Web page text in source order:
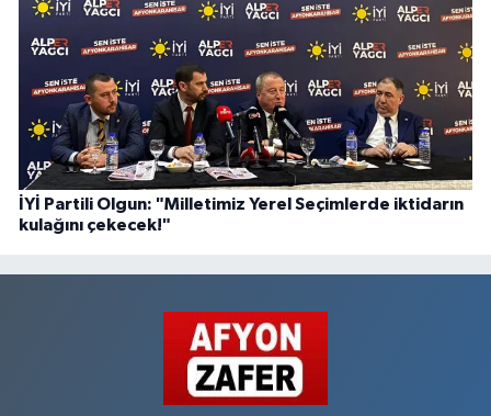
İYİ Partili Olgun: "Milletimiz Yerel Seçimlerde iktidarın
kulağını çekecek!"